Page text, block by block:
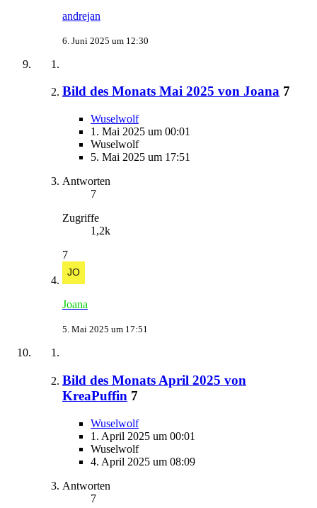
andrejan
6. Juni 2025 um 12:30
Bild des Monats Mai 2025 von Joana 7
Wuselwolf
1. Mai 2025 um 00:01
Wuselwolf
5. Mai 2025 um 17:51
Antworten
7
Zugriffe
1,2k
7
Joana
5. Mai 2025 um 17:51
Bild des Monats April 2025 von
KreaPuffin 7
Wuselwolf
1. April 2025 um 00:01
Wuselwolf
4. April 2025 um 08:09
Antworten
7